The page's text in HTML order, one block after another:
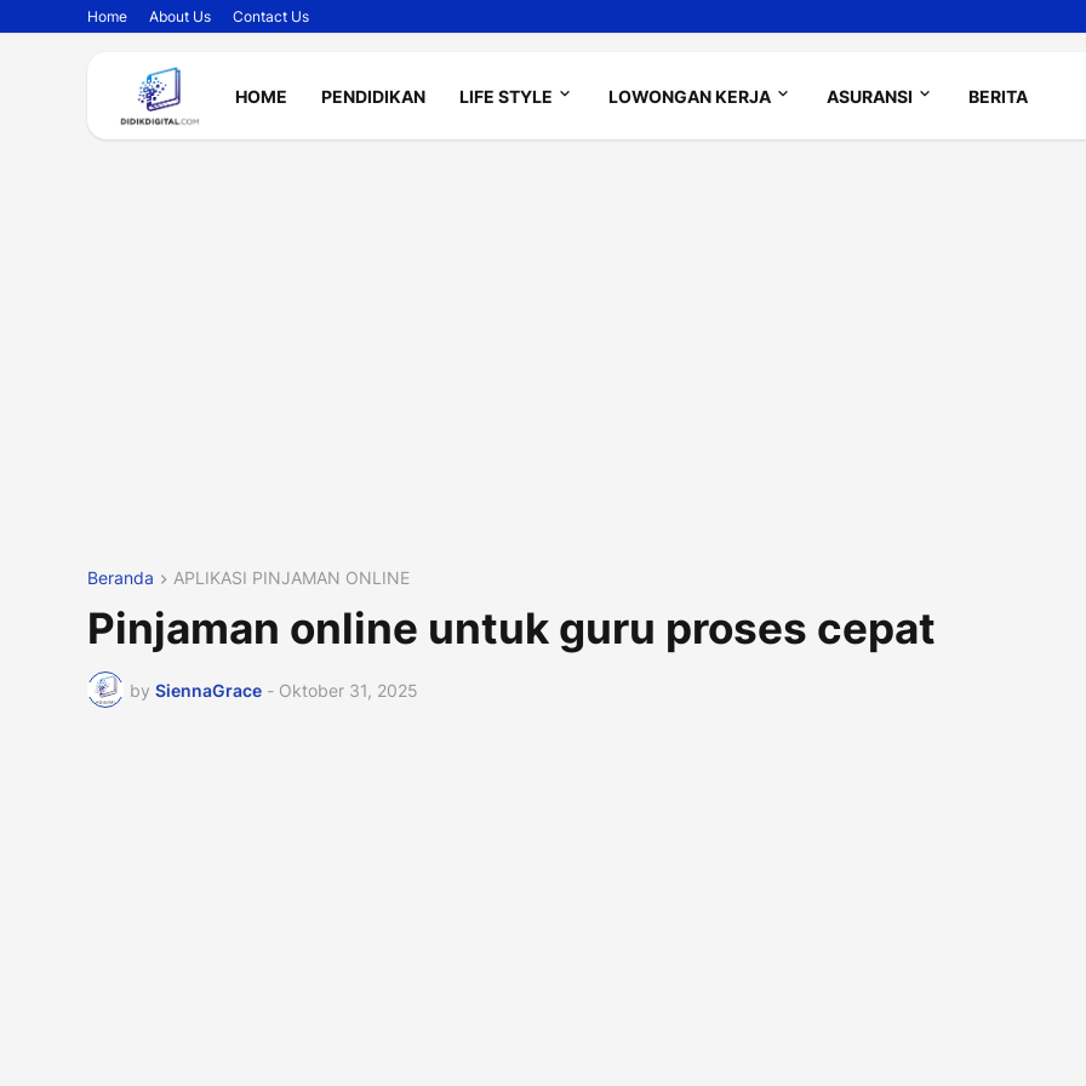
Home About Us Contact Us
HOME PENDIDIKAN LIFE STYLE LOWONGAN KERJA ASURANSI BERITA
Beranda APLIKASI PINJAMAN ONLINE
Pinjaman online untuk guru proses cepat
by SiennaGrace - Oktober 31, 2025